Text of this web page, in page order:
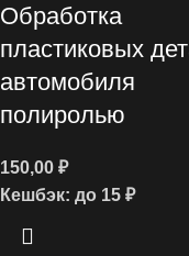
Обработка
пластиковых
автомобиля
полиролью
150,00 ₽
Кешбэк: до 15 ₽